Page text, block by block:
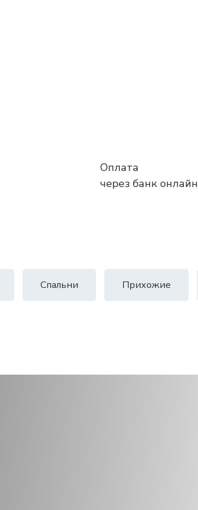
Оплата
через банк онлайн
Спальни Прихожие